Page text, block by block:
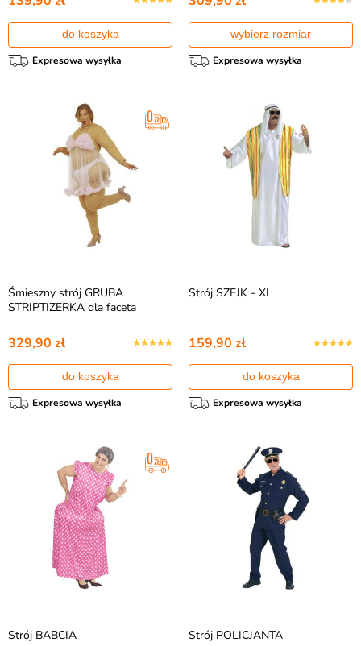
do koszyka
Expresowa wysyłka
wybierz rozmiar
Expresowa wysyłka
Śmieszny strój GRUBA
STRIPTIZERKA dla faceta
329,90 zł
do koszyka
Expresowa wysyłka
Strój SZEJK - XL
159,90 zł
do koszyka
Expresowa wysyłka
Strój BABCIA Strój POLICJANTA